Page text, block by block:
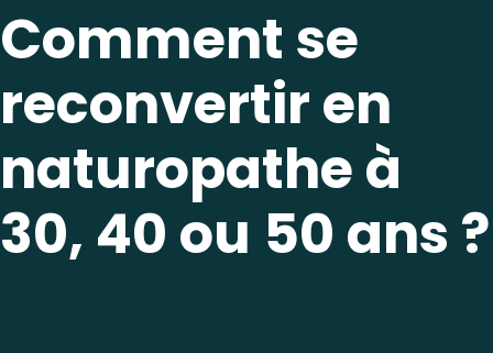
Comment se
reconvertir en
naturopathe à
30, 40 ou 50 ans ?